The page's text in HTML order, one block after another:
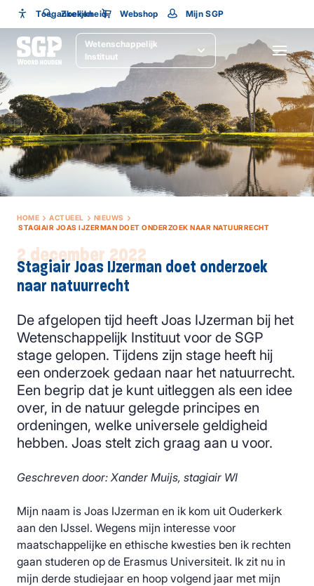
Toegankelijkheid
Toegankelijkheid
Lettergrootte
Zoeken Webshop Mijn SGP
Wetenschappelijk
Instituut
SLUITEN
HOME ACTUEEL
NIEUWS
STAGIAIR JOAS IJZERMAN DOET ONDERZOEK NAAR NATUURRECHT
2 december 2022
Stagiair Joas IJzerman doet onderzoek
naar natuurrecht
De afgelopen tijd heeft Joas IJzerman bij het
Wetenschappelijk Instituut voor de SGP
stage gelopen. Tijdens zijn stage heeft hij
een onderzoek gedaan naar het natuurrecht.
Een begrip dat je kunt uitleggen als een idee
over, in de natuur gelegde principes en
ordeningen, welke universele geldigheid
hebben. Joas stelt zich graag aan u voor.
Geschreven door: Xander Muijs, stagiair WI
Mijn naam is Joas IJzerman en ik kom uit Ouderkerk
aan den IJssel. Wegens mijn interesse voor
maatschappelijke en ethische kwesties ben ik rechten
gaan studeren op de Erasmus Universiteit. Ik zit nu in
mijn derde studiejaar en hoop volgend jaar met mijn